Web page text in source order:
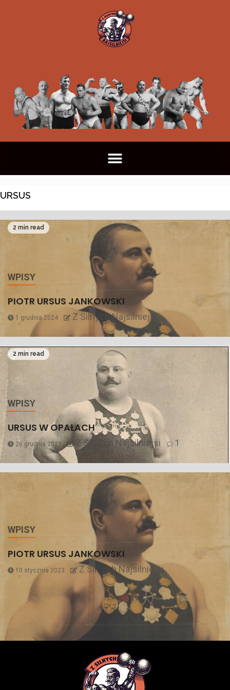
URSUS
2 min read
WPISY
PIOTR URSUS JANKOWSKI
1 grudnia 2024 Z Silnych Najsilniejsi
2 min read
WPISY
URSUS W OPAŁACH
26 grudnia 2023 Z Silnych Najsilniejsi 1
WPISY
PIOTR URSUS JANKOWSKI
10 stycznia 2023 Z Silnych Najsilniejsi